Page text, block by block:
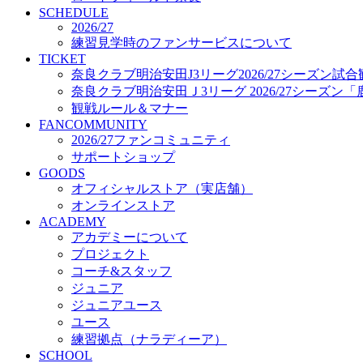
プロジェクト
コーチ&スタッフ
ジュニア
ジュニアユース
ユース
練習拠点（ナラディーア）
SCHOOL
CLUB
2026/27 パートナー企業
パートナー募集
クラブ理念
クラブ情報
サステナビリティ
Web制作支援
応援プロジェクト
SCHEDULE
2026/27
練習見学時のファンサービスについて
TICKET
奈良クラブ明治安田J3リーグ2026/27シーズン試合
奈良クラブ明治安田Ｊ3リーグ 2026/27シーズン「
観戦ルール＆マナー
FANCOMMUNITY
2026/27ファンコミュニティ
サポートショップ
GOODS
オフィシャルストア（実店舗）
オンラインストア
ACADEMY
アカデミーについて
プロジェクト
コーチ&スタッフ
ジュニア
ジュニアユース
ユース
練習拠点（ナラディーア）
SCHOOL